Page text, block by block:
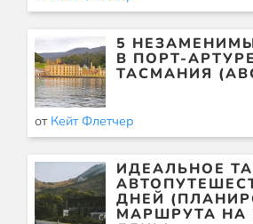
5
В ПОРТ-
ТАСМАНИЯ
от Кейт Флетчер
ИДЕАЛЬНОЕ
ДНЕЙ
МАРШРУТА